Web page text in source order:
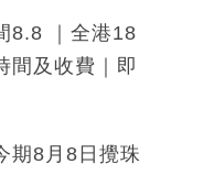
8.8 ｜全港18
間及收費｜即
期8月8日攪珠